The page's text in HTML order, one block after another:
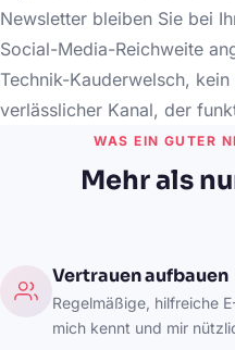
Newsletter bleiben Sie bei
Social-Media-Reichweite
Technik-Kauderwelsch,
verlässlicher Kanal, der
WAS EIN GUTER
Mehr als
Vertrauen aufbauen
Regelmäßige, hilfreiche
mich kennt und mir